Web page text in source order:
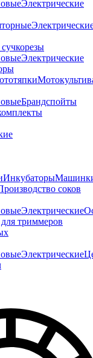
Электрические
Электрические
Брандспойты
Инкубаторы
соков
Электрические
триммеров
Электрические